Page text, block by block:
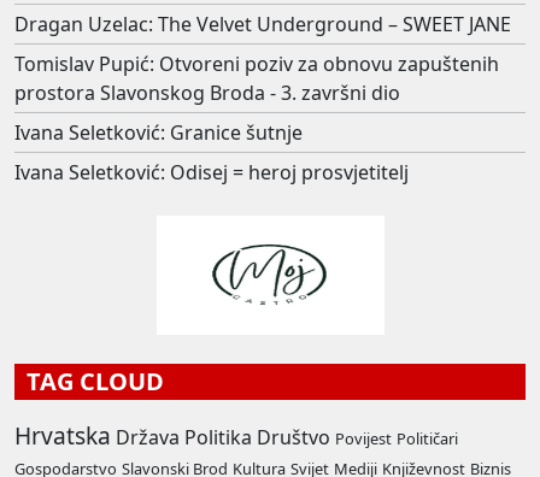
Dragan Uzelac: The Velvet Underground – SWEET JANE
Tomislav Pupić: Otvoreni poziv za obnovu zapuštenih
prostora Slavonskog Broda - 3. završni dio
Ivana Seletković: Granice šutnje
Ivana Seletković: Odisej = heroj prosvjetitelj
TAG CLOUD
Hrvatska Država Politika Društvo Povijest Političari
Gospodarstvo Slavonski Brod Kultura Svijet Mediji Književnost Biznis